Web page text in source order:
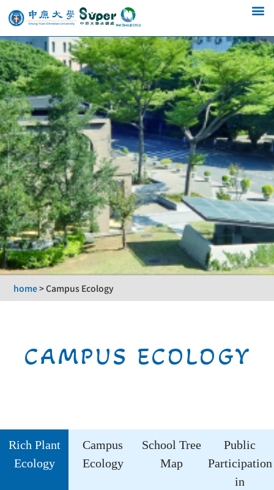
home>Campus Ecology
CAMPUS ECOLOGY
Rich Plant
Ecology
Campus
Ecology
School Tree
Map
Public
Participation
in